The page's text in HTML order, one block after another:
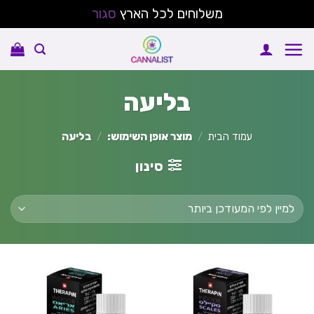
משלוחים לכל הארץ סגור
to
בליעה
עמוד הבית / מוצר אופן השימוש: / בליעה
סינון